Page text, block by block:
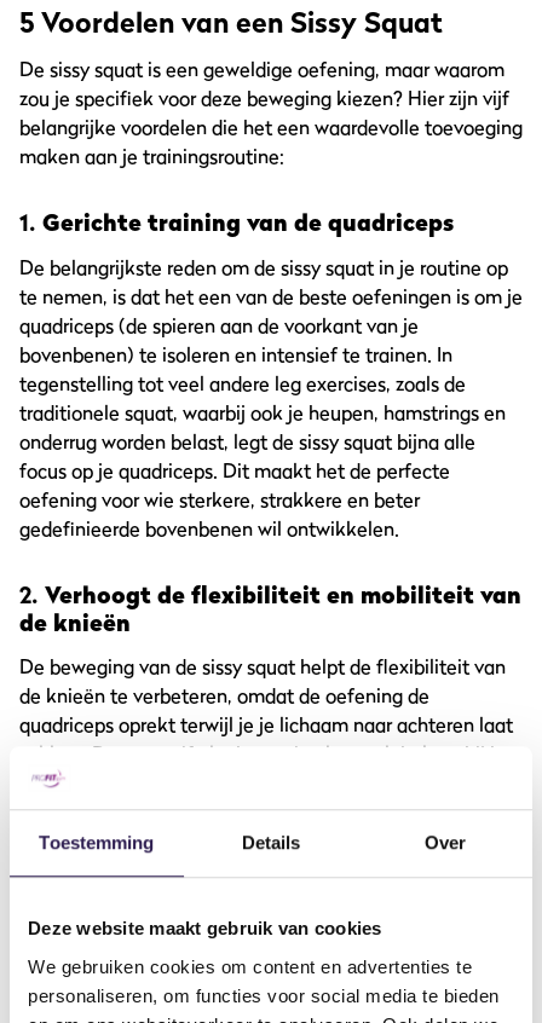
Toestemming Details Over
Deze website maakt gebruik van cookies
We gebruiken cookies om content en advertenties te
personaliseren, om functies voor social media te bieden
5 Voordelen van een Sissy Squat
De sissy squat is een geweldige oefening, maar waarom
zou je specifiek voor deze beweging kiezen? Hier zijn vijf
belangrijke voordelen die het een waardevolle toevoeging
maken aan je trainingsroutine:
1. Gerichte training van de quadriceps
De belangrijkste reden om de sissy squat in je routine op
te nemen, is dat het een van de beste oefeningen is om je
quadriceps (de spieren aan de voorkant van je
bovenbenen) te isoleren en intensief te trainen. In
tegenstelling tot veel andere leg exercises, zoals de
traditionele squat, waarbij ook je heupen, hamstrings en
onderrug worden belast, legt de sissy squat bijna alle
focus op je quadriceps. Dit maakt het de perfecte
oefening voor wie sterkere, strakkere en beter
gedefinieerde bovenbenen wil ontwikkelen.
2. Verhoogt de flexibiliteit en mobiliteit van
de knieën
De beweging van de sissy squat helpt de flexibiliteit van
de knieën te verbeteren, omdat de oefening de
quadriceps oprekt terwijl je je lichaam naar achteren laat
zakken. Deze specifieke beweging kan ook helpen bij het
versterken van de stabiliteit rond het kniegewricht. Dit
kan bijzonder voordelig zijn voor mensen die eerder last
hebben gehad van knieklachten of blessures, omdat het
de spieren rond de knie versterkt zonder de gewrichten
3.Uitdagend voor je balans en coördinatie
Een sissy squat vereist meer dan alleen kracht in de